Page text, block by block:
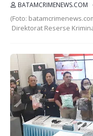
BATAMCRIMENEWS.COM
(Foto:
Direktorat Reserse